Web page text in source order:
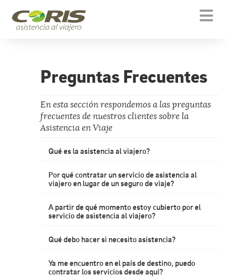
Preguntas Frecuentes
En esta sección respondemos a las preguntas
frecuentes de nuestros clientes sobre la
Asistencia en Viaje
Qué es la asistencia al viajero?
Por qué contratar un servicio de asistencia al
viajero en lugar de un seguro de viaje?
A partir de qué momento estoy cubierto por el
servicio de asistencia al viajero?
Qué debo hacer si necesito asistencia?
Ya me encuentro en el país de destino, puedo
contratar los servicios desde aquí?